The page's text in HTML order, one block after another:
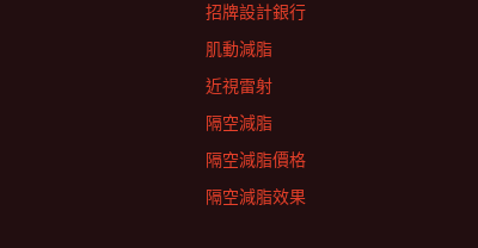
招牌設計銀行
肌動減脂
近視雷射
隔空減脂
隔空減脂價格
隔空減脂效果